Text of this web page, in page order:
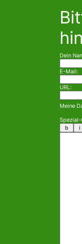
Dein
E-Mail:
URL:
Meine
Spezial-